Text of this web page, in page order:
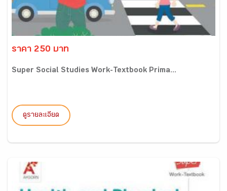
ราคา 250 บาท
Super Social Studies Work-Textbook Prima...
ดูรายละเอียด